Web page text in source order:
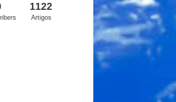
1122
Artigos